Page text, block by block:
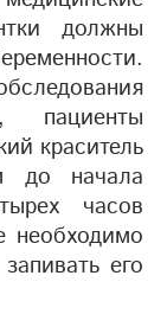
должны
краситель
до начала
часов
необходимо
его